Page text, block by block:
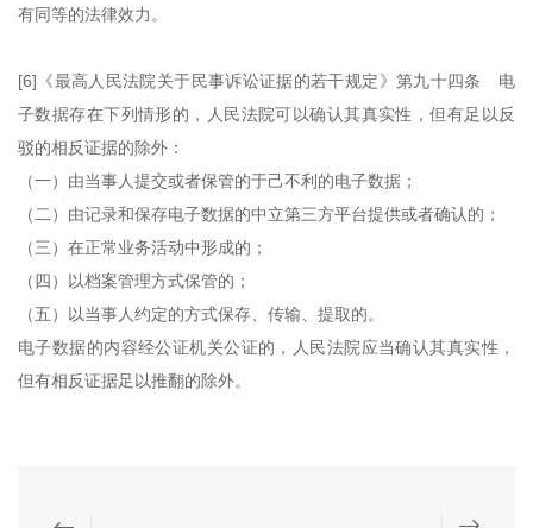
有同等的法律效力。
[6]《最高人民法院关于民事诉讼证据的若干规定》第九十四条 电
子数据存在下列情形的，人民法院可以确认其真实性，但有足以反
驳的相反证据的除外：
（一）由当事人提交或者保管的于己不利的电子数据；
（二）由记录和保存电子数据的中立第三方平台提供或者确认的；
（三）在正常业务活动中形成的；
（四）以档案管理方式保管的；
（五）以当事人约定的方式保存、传输、提取的。
电子数据的内容经公证机关公证的，人民法院应当确认其真实性，
但有相反证据足以推翻的除外。